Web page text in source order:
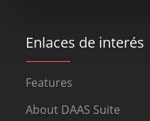
Enlaces de interés
Features
About DAAS Suite